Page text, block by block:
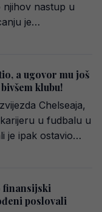
njihov nastup u
je…
a ugovor mu još
klubu!
Chelseaja,
u fudbalu u
je ipak ostavio…
finansijski
poslovali